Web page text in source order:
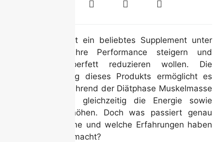
Cut Stack 150 ist ein beliebtes Supplement unter
Sportlern, die ihre Performance steigern und
gleichzeitig Körperfett reduzieren wollen. Die
Zusammensetzung dieses Produkts ermöglicht es
Trainierenden, während der Diätphase Muskelmasse
zu erhalten und gleichzeitig die Energie sowie
Ausdauer zu erhöhen. Doch was passiert genau
nach der Einnahme und welche Erfahrungen haben
Sportler damit gemacht?